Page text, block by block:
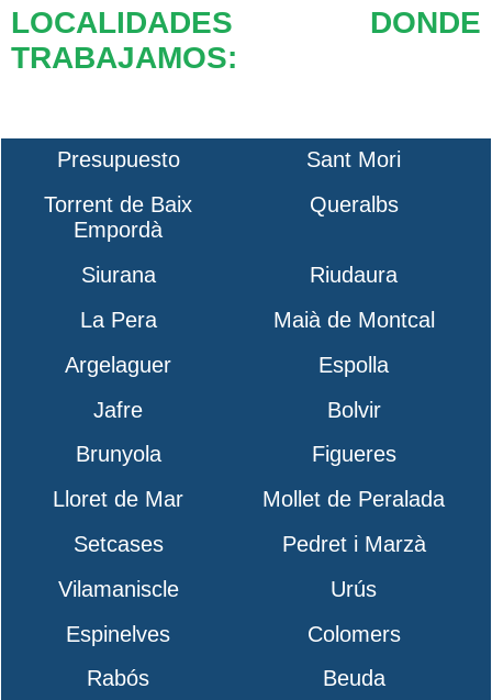
LOCALIDADES DONDE
TRABAJAMOS:
Presupuesto
Sant Mori
Torrent de Baix
Empordà
Queralbs
Siurana
Riudaura
La Pera
Maià de Montcal
Argelaguer
Espolla
Jafre
Bolvir
Brunyola
Figueres
Lloret de Mar
Mollet de Peralada
Setcases
Pedret i Marzà
Vilamaniscle
Urús
Espinelves
Colomers
Rabós
Beuda